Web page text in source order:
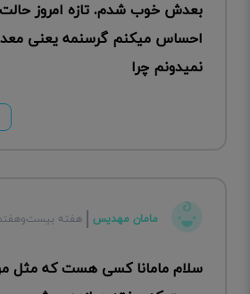
بعدش خوب شدم. تازه امروز حالت
احساس میکنم گرسنمه یعنی
نمیدونم چرا
مامان مهدیس هفته بیست‌وهفتم
سلام مامانا کسی هست که مثل